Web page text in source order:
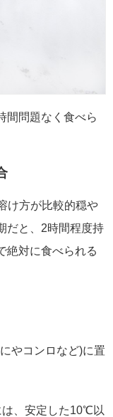
間問題なく食べら
け方が比較的穏や
だと、2時間程度持
絶対に食べられる
やコンロなど)に置
は、安定した10℃以